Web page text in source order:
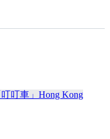
叮車」Hong Kong